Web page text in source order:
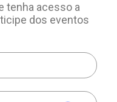
tenha acesso a
dos eventos